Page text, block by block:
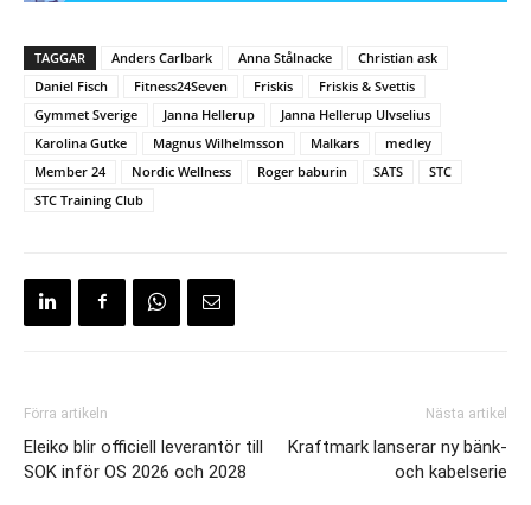
TAGGAR Anders Carlbark Anna Stålnacke
Christian ask
Daniel Fisch
Fitness24Seven Friskis
Friskis & Svettis
Gymmet Sverige
Janna Hellerup
Janna Hellerup Ulvselius
Karolina Gutke
Magnus Wilhelmsson Malkars
medley
Member 24
Nordic Wellness Roger baburin SATS
STC
STC Training Club
Förra artikeln
Eleiko blir officiell leverantör till
SOK inför OS 2026 och 2028
Nästa artikel
Kraftmark lanserar ny bänk-
och kabelserie